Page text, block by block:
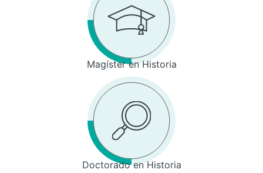
Magíster en Historia
Doctorado en Historia